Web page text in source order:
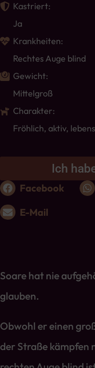
Kastriert:
Ja
Krankheiten:
Rechtes Auge blind
Gewicht:
Mittelgroß
Charakter:
Fröhlich, aktiv,
Ich
Facebook
E-Mail
Soare hat nie
glauben.
Obwohl er einen
der Straße kämpfen